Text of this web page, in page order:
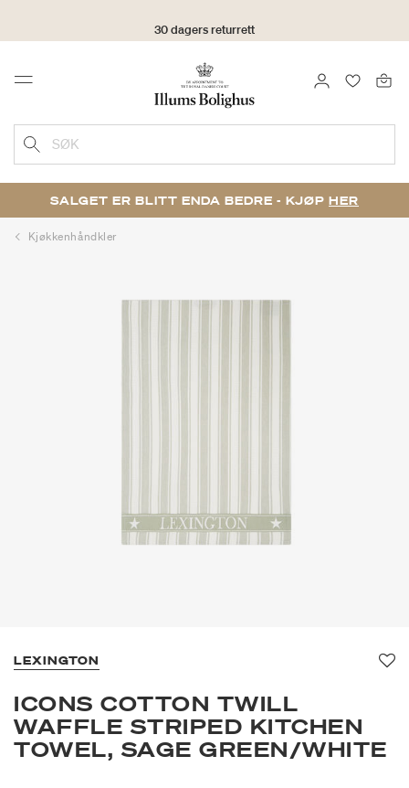
Menu LOGG INN
SØK
SALGET ER BLITT ENDA BEDRE - KJØP HER
Kjøkkenhåndkler
LEXINGTON
ICONS COTTON TWILL
WAFFLE STRIPED KITCHEN
TOWEL, SAGE GREEN/WHITE